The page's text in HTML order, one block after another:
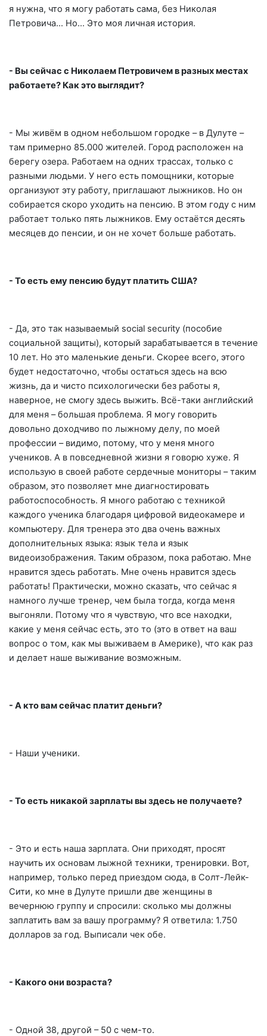
я нужна, что я могу работать сама, без Николая
Петровича… Но… Это моя личная история.
- Вы сейчас с Николаем Петровичем в разных местах
работаете? Как это выглядит?
- Мы живём в одном небольшом городке – в Дулуте –
там примерно 85.000 жителей. Город расположен на
берегу озера. Работаем на одних трассах, только с
разными людьми. У него есть помощники, которые
организуют эту работу, приглашают лыжников. Но он
собирается скоро уходить на пенсию. В этом году с ним
работает только пять лыжников. Ему остаётся десять
месяцев до пенсии, и он не хочет больше работать.
- То есть ему пенсию будут платить США?
- Да, это так называемый social security (пособие
социальной защиты), который зарабатывается в течение
10 лет. Но это маленькие деньги. Скорее всего, этого
будет недостаточно, чтобы остаться здесь на всю
жизнь, да и чисто психологически без работы я,
наверное, не смогу здесь выжить. Всё-таки английский
для меня – большая проблема. Я могу говорить
довольно доходчиво по лыжному делу, по моей
профессии – видимо, потому, что у меня много
учеников. А в повседневной жизни я говорю хуже. Я
использую в своей работе сердечные мониторы – таким
образом, это позволяет мне диагностировать
работоспособность. Я много работаю с техникой
каждого ученика благодаря цифровой видеокамере и
компьютеру. Для тренера это два очень важных
дополнительных языка: язык тела и язык
видеоизображения. Таким образом, пока работаю. Мне
нравится здесь работать. Мне очень нравится здесь
работать! Практически, можно сказать, что сейчас я
намного лучше тренер, чем была тогда, когда меня
выгоняли. Потому что я чувствую, что все находки,
какие у меня сейчас есть, это то (это в ответ на ваш
вопрос о том, как мы выживаем в Америке), что как раз
и делает наше выживание возможным.
- А кто вам сейчас платит деньги?
- Наши ученики.
- То есть никакой зарплаты вы здесь не получаете?
- Это и есть наша зарплата. Они приходят, просят
научить их основам лыжной техники, тренировки. Вот,
например, только перед приездом сюда, в Солт-Лейк-
Сити, ко мне в Дулуте пришли две женщины в
вечернюю группу и спросили: сколько мы должны
заплатить вам за вашу программу? Я ответила: 1.750
долларов за год. Выписали чек обе.
- Какого они возраста?
- Одной 38, другой – 50 с чем-то.